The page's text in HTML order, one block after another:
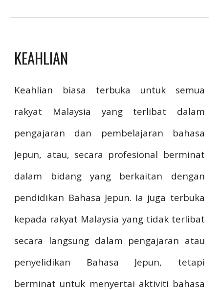
KEAHLIAN
Keahlian biasa terbuka untuk semua
rakyat Malaysia yang terlibat dalam
pengajaran dan pembelajaran bahasa
Jepun, atau, secara profesional berminat
dalam bidang yang berkaitan dengan
pendidikan Bahasa Jepun. Ia juga terbuka
kepada rakyat Malaysia yang tidak terlibat
secara langsung dalam pengajaran atau
penyelidikan Bahasa Jepun, tetapi
berminat untuk menyertai aktiviti bahasa